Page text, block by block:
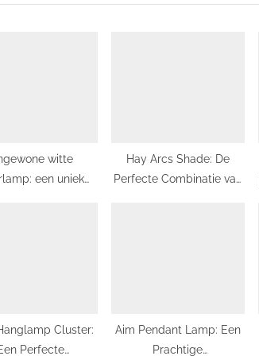
s
witte
een uniek
Hay Arcs Shade: De
Perfecte Combinatie van
Cluster:
Perfecte
Aim Pendant Lamp: Een
Prachtige